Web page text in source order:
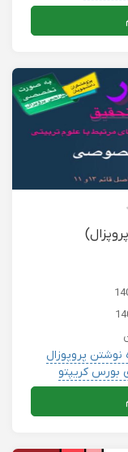
دانشگاهی
نوشتن پروپوزال
بورس کریپتو